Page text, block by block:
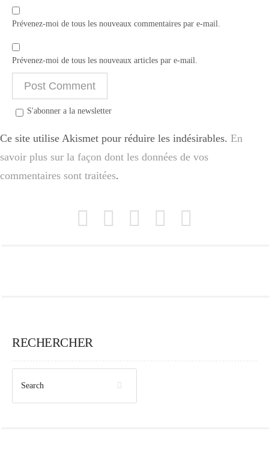
Prévenez-moi de tous les nouveaux commentaires par e-mail.
Prévenez-moi de tous les nouveaux articles par e-mail.
S'abonner a la newsletter
Ce site utilise Akismet pour réduire les indésirables. En
savoir plus sur la façon dont les données de vos
commentaires sont traitées.
RECHERCHER